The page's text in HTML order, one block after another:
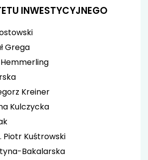
INWESTYCYJNEGO
Grega
Kreiner
Kulczycka
Piotr Kuśtrowski
Bakalarska